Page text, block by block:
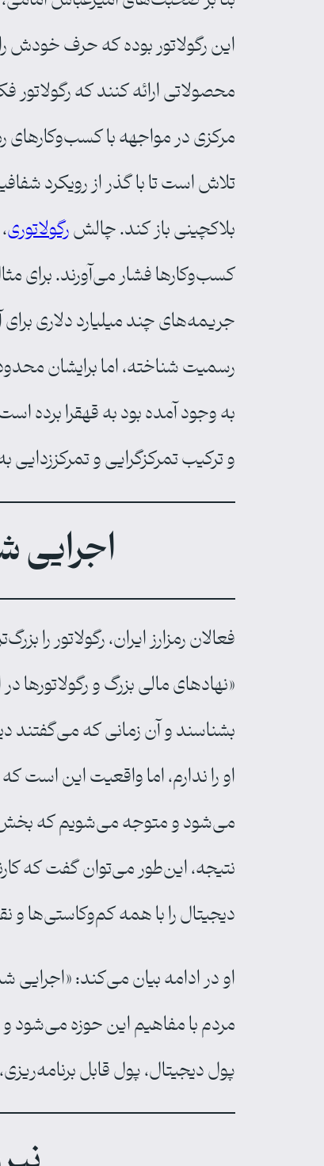
این رگولاتور بوده که حرف خودش را
محصولاتی ارائه کنند که
مرکزی در مواجهه با کسب‌وکارهای
تلاش است تا با گذر از رویکرد
بلاکچینی باز کند. چالشرگولاتوری
کسب‌وکارها فشار می‌آورند. برای
جریمه‌های چند میلیارد دلاری برای
رسمیت شناخته، اما برایشان
به وجود آمده بود به قهقرا برده
و ترکیب تمرکزگرایی و تمرکززدایی
اجرایی
فعالان رمزارز ایران، رگولاتور
«نهادهای مالی بزرگ و رگولاتورها
بشناسند و آن زمانی که می‌گفتند
او را ندارم، اما واقعیت این است
می‌شود و متوجه می‌شویم که بخش
نتیجه، این‌طور می‌توان گفت که
دیجیتال را با همه کم‌وکاستی‌ها و
او در ادامه بیان می‌کند: «اجرایی
مردم با مفاهیم این حوزه می‌شود
پول دیجیتال، پول قابل